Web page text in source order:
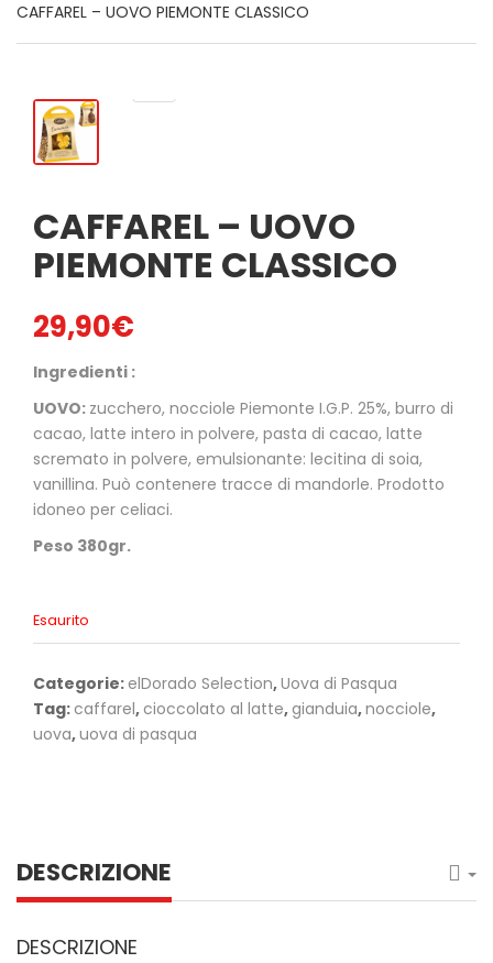
CAFFAREL – UOVO PIEMONTE CLASSICO
CAFFAREL – UOVO
PIEMONTE CLASSICO
29,90€
Ingredienti :
UOVO: zucchero, nocciole Piemonte I.G.P. 25%, burro di
cacao, latte intero in polvere, pasta di cacao, latte
scremato in polvere, emulsionante: lecitina di soia,
vanillina. Può contenere tracce di mandorle. Prodotto
idoneo per celiaci.
Peso 380gr.
Esaurito
Categorie: elDorado Selection,Uova di Pasqua
Tag: caffarel, cioccolato al latte, gianduia,nocciole,
uova,uova di pasqua
DESCRIZIONE
DESCRIZIONE